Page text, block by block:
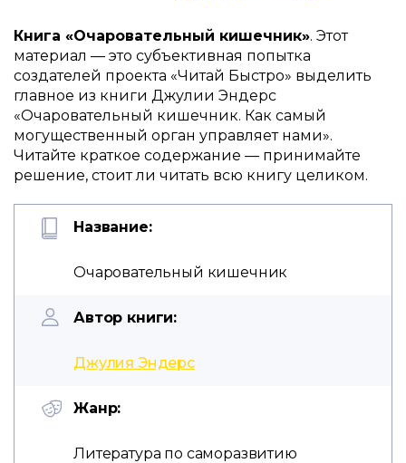
Книга «Очаровательный кишечник». Этот
материал — это субъективная попытка
создателей проекта «Читай Быстро» выделить
главное из книги Джулии Эндерс
«Очаровательный кишечник. Как самый
могущественный орган управляет нами».
Читайте краткое содержание — принимайте
решение, стоит ли читать всю книгу целиком.
Название:
Очаровательный кишечник
Автор книги:
Джулия Эндерс
Жанр:
Литература по саморазвитию